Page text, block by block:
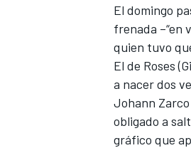
El domingo
frenada –“en
quien tuvo
El de Roses
a nacer dos
Johann
obligado a
gráfico que